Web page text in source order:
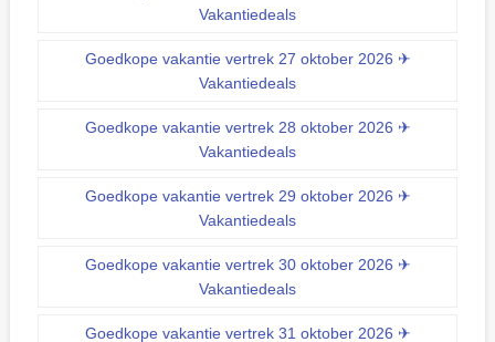
Vakantiedeals
Goedkope vakantie vertrek 27 oktober 2026 ✈
Vakantiedeals
Goedkope vakantie vertrek 28 oktober 2026 ✈
Vakantiedeals
Goedkope vakantie vertrek 29 oktober 2026 ✈
Vakantiedeals
Goedkope vakantie vertrek 30 oktober 2026 ✈
Vakantiedeals
Goedkope vakantie vertrek 31 oktober 2026 ✈